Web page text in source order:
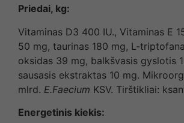
Priedai, kg:
Vitaminas D3 400 IU., Vitaminas E
50 mg, taurinas 180 mg, L-
oksidas 39 mg, balkšvasis gyslotis
sausasis ekstraktas 10 mg.
mlrd. E.Faecium KSV. Tirštikliai:
Energetinis kiekis: